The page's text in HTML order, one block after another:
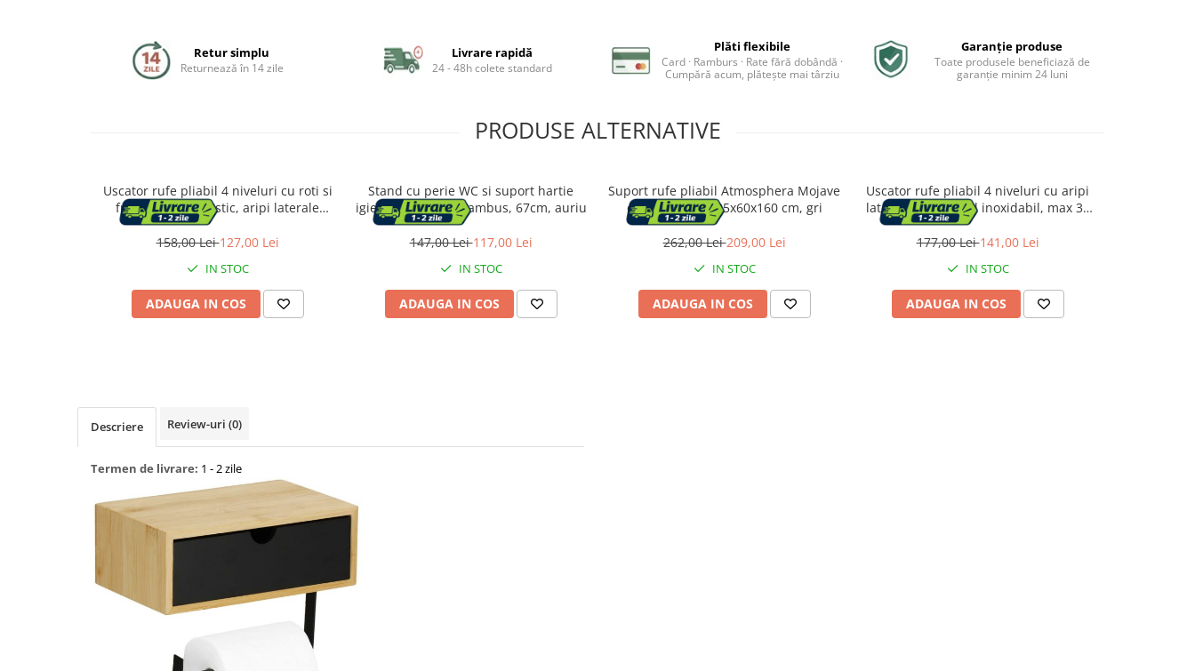
Aparate de tuns & ras
Cantare corporale
Mobilier pentru baie
Retur simplu
Returnează în 14 zile
Livrare rapidă
24 - 48h colete standard
Plăti flexibile
Card · Ramburs · Rate fără dobândă ·
Cumpără acum, plătește mai târziu
Garanție produse
Toate produsele beneficiază de
garanție minim 24 luni
PRODUSE ALTERNATIVE
Uscator rufe pliabil 4 niveluri cu roti si
frana, inox si plastic, aripi laterale
pivotante, max 35 kg, 128x64x173 cm,
negru
158,00 Lei127,00 Lei
IN STOC
ADAUGA IN COS
Stand cu perie WC si suport hartie
igienica, metal si bambus, 67cm, auriu
147,00 Lei117,00 Lei
IN STOC
ADAUGA IN COS
Suport rufe pliabil Atmosphera Mojave
cu aripi, otel, 125x60x160 cm, gri
262,00 Lei209,00 Lei
IN STOC
ADAUGA IN COS
Uscator rufe pliabil 4 niveluri cu aripi
laterale si roti, otel inoxidabil, max 35
kg, 126x64x172 cm, alb
177,00 Lei141,00 Lei
IN STOC
ADAUGA IN COS
Descriere Review-uri (0)
Termen de livrare: 1 - 2 zile